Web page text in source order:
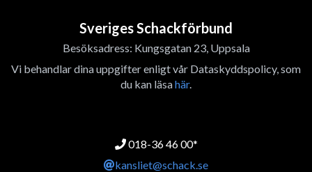
Sveriges Schackförbund
Besöksadress: Kungsgatan 23, Uppsala
Vi behandlar dina uppgifter enligt vår Dataskyddspolicy, som
du kan läsahär.
018-36 46 00*
kansliet@schack.se